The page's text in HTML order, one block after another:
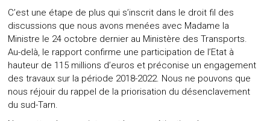
C’est une étape de plus qui s’inscrit dans le droit fil des
discussions que nous avons menées avec Madame la
Ministre le 24 octobre dernier au Ministère des Transports.
Au-delà, le rapport confirme une participation de l’Etat à
hauteur de 115 millions d’euros et préconise un engagement
des travaux sur la période 2018-2022. Nous ne pouvons que
nous réjouir du rappel de la priorisation du désenclavement
du sud-Tarn.